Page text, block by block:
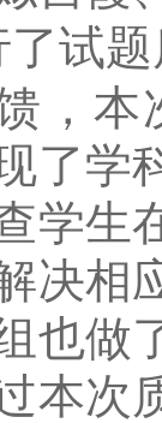
试
本
了学
学生
决相
也做
本次